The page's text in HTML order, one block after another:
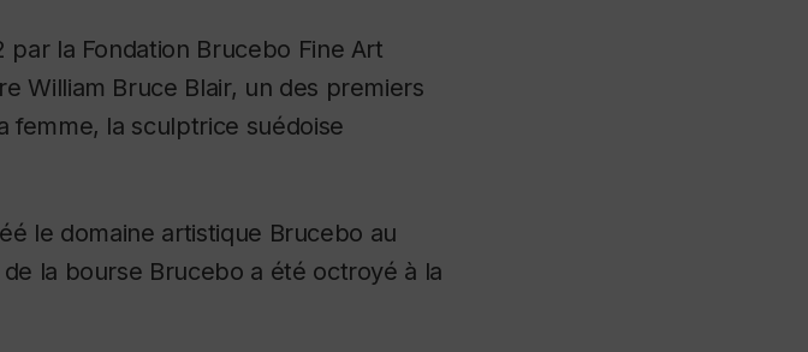
la Fondation Brucebo Fine Art
William Bruce Blair, un des premiers
femme, la sculptrice suédoise
le domaine artistique Brucebo au
la bourse Brucebo a été octroyé à la